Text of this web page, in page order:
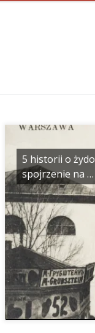
5 historii o
spojrzenie na …